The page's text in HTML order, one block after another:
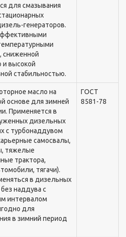
для смазывания
генераторов.
сниженной
и высокой
стабильностью.
масло на
основе для зимней
Применяется в
дизельныx
с турбонаддувом
самосвалы,
тяжелые
трактора,
тягачи).
в дизельныx
наддува с
интервалом
для
в зимний период
ГОСТ
8581-78